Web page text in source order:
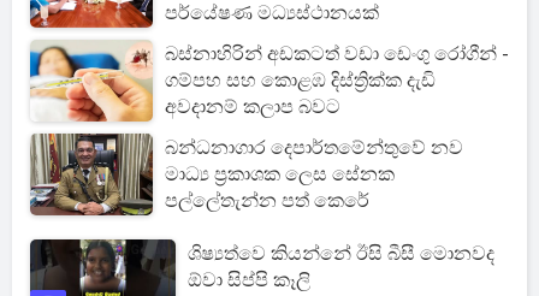
පර්යේෂණ මධ්‍යස්ථානයක්
බස්නාහිරින් අඩකටත් වඩා ඩෙංගු රෝගීන් -
ගම්පහ සහ කොළඹ දිස්ත්‍රික්ක දැඩි
අවදානම් කලාප බවට
බන්ධනාගාර දෙපාර්තමේන්තුවේ නව
මාධ්‍ය ප්‍රකාශක ලෙස සේනක
පල්ලේතැන්න පත් කෙරේ
ශිෂ්‍යත්වෙ කියන්නේ ඊසි බීසී මොනවද
ඕවා සිප්පි කෑලි